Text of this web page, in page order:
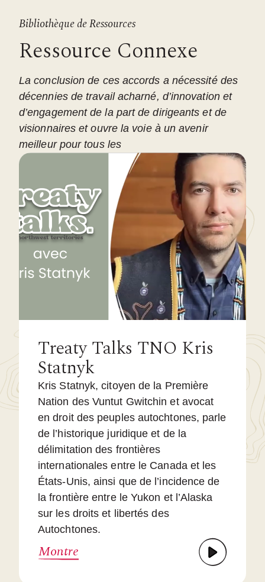
Bibliothèque de Ressources
Ressource Connexe
La conclusion de ces accords a nécessité des
décennies de travail acharné, d’innovation et
d’engagement de la part de dirigeants et de
visionnaires et ouvre la voie à un avenir
meilleur pour tous les
Treaty Talks TNO Kris
Statnyk
Kris Statnyk, citoyen de la Première
Nation des Vuntut Gwitchin et avocat
en droit des peuples autochtones, parle
de l’historique juridique et de la
délimitation des frontières
internationales entre le Canada et les
États-Unis, ainsi que de l’incidence de
la frontière entre le Yukon et l’Alaska
sur les droits et libertés des
Autochtones.
Montre